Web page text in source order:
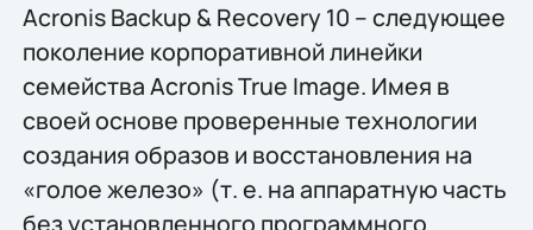
Acronis Backup & Recovery 10 – следующее
поколение корпоративной линейки
семейства Acronis True Image. Имея в
своей основе проверенные технологии
создания образов и восстановления на
«голое железо» (т. е. на аппаратную часть